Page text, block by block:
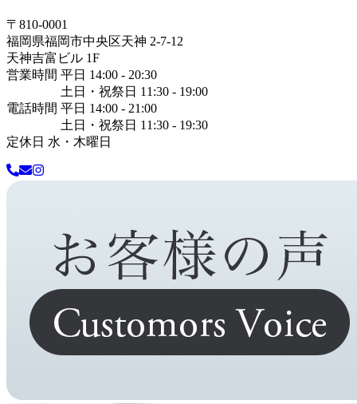
〒 810-0001
福岡県福岡市中央区天神 2-7-12
天神吉富ビル 1F
営業時間 平日 14:00 - 20:30
土日・祝祭日 11:30 - 19:00
電話時間 平日 14:00 - 21:00
土日・祝祭日 11:30 - 19:30
定休日 水・木曜日